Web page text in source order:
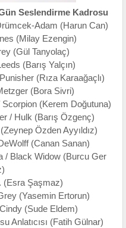
Seslendirme Kadrosu
Adam (Harun Can)
(Milay Ezengin)
(Gül Tanyolaç)
(Barış Yalçın)
(Rıza Karaağaçlı)
(Bora Sivri)
(Kerem Doğutuna)
/ Hulk (Barış Özgenç)
Özden Ayyıldız)
(Canan Sanan)
/ Black Widow (Burcu Ger
(Esra Şaşmaz)
(Yasemin Ertorun)
(Sude Eldem)
Anlatıcısı (Fatih Gülnar)